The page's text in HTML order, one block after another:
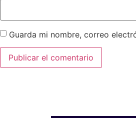
Guarda mi nombre, correo